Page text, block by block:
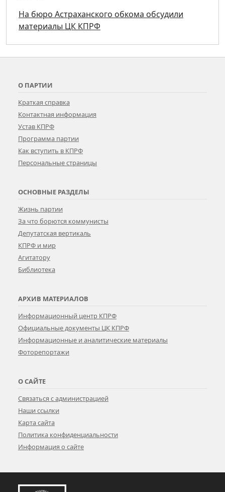
На бюро Астраханского обкома обсудили
материалы ЦК КПРФ
О ПАРТИИ
Краткая справка
Контактная информация
Устав КПРФ
Программа партии
Как вступить в КПРФ
Персональные страницы
ОСНОВНЫЕ РАЗДЕЛЫ
Жизнь партии
За что борются коммунисты
Депутатская вертикаль
КПРФ и мир
Агитатору
Библиотека
АРХИВ МАТЕРИАЛОВ
Информационный центр КПРФ
Официальные документы ЦК КПРФ
Информационные и аналитические материалы
Фоторепортажи
О САЙТЕ
Связаться с администрацией
Наши ссылки
Карта сайта
Политика конфиденциальности
Информация о сайте